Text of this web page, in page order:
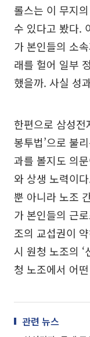
롤스는 이 무지
수 있다고 봤다.
가 본인들의 소
래를 헐어 일부
했을까. 사실 성
한편으로 삼성전
봉투법’으로 불
과를 볼지도 의
와 상생 노력이
뿐 아니라 노조
가 본인들의 근
조의 교섭권이
시 원청 노조의 ‘
청 노조에서 어
관련 뉴스